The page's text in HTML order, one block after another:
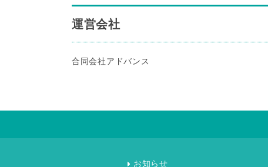
運営会社
合同会社アドバンス
お知らせ